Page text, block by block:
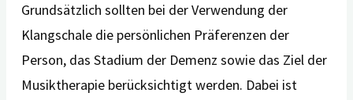
Grundsätzlich sollten bei der Verwendung der
Klangschale die persönlichen Präferenzen der
Person, das Stadium der Demenz sowie das Ziel der
Musiktherapie berücksichtigt werden. Dabei ist